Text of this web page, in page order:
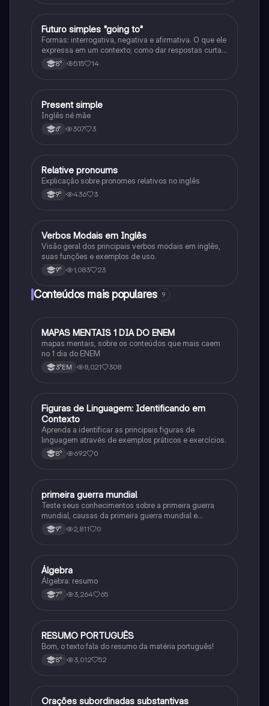
Inglês
Futuro simples "going to"
Formas: interrogativa, negativa e afirmativa. O que ele
expressa em um contexto; como dar respostas curtas
em uma frase, e as junções com o verbo to be
8° 515 14
Inglês
Present simple
Inglês né mãe
6° 307 3
Inglês
Relative pronoums
Explicação sobre pronomes relativos no inglês
9° 436 3
Inglês
Verbos Modais em Inglês
Visão geral dos principais verbos modais em inglês,
suas funções e exemplos de uso.
9° 1,083 23
Conteúdos mais populares 9
Português
MAPAS MENTAIS 1 DIA DO ENEM
mapas mentais, sobre os conteúdos que mais caem
no 1 dia do ENEM
3°EM 8,021 308
FPortuguês
Figuras de Linguagem: Identificando em
Contexto
Aprenda a identificar as principais figuras de
linguagem através de exemplos práticos e exercícios.
8° 692 0
História
primeira guerra mundial
Teste seus conhecimentos sobre a primeira guerra
mundial, causas da primeira guerra mundial e
consequências da Primeira Guerra Mundial, fases da
primeira guerra mundial
9° 2,811 0
Matematica
Álgebra
Álgebra: resumo
7° 3,264 65
Português
RESUMO PORTUGUÊS
Bom, o texto fala do resumo da matéria português!
8° 3,012 52
Português
Orações subordinadas substantivas